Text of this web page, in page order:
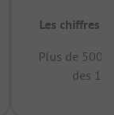
Les chiffres
Plus de
des 12